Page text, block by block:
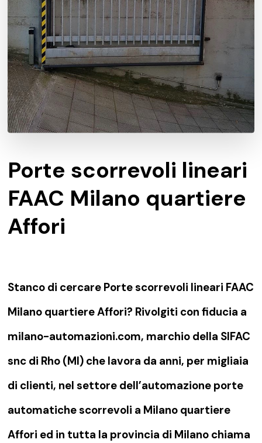
Porte scorrevoli lineari
FAAC Milano quartiere
Affori
Stanco di cercare Porte scorrevoli lineari FAAC
Milano quartiere Affori? Rivolgiti con fiducia a
milano-automazioni.com, marchio della SIFAC
snc di Rho (MI) che lavora da anni, per migliaia
di clienti, nel settore dell’automazione porte
automatiche scorrevoli a Milano quartiere
Affori ed in tutta la provincia di Milano chiama